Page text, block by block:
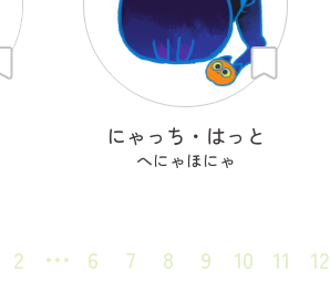
にゃっち・はっと
へにゃほにゃ
2 6 7 8 9 10 11 12